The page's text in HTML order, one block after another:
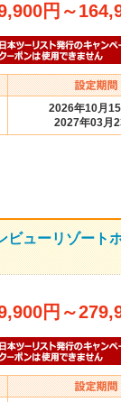
円 ～
2026年10月
2027年03月
ビューリゾー
円 ～